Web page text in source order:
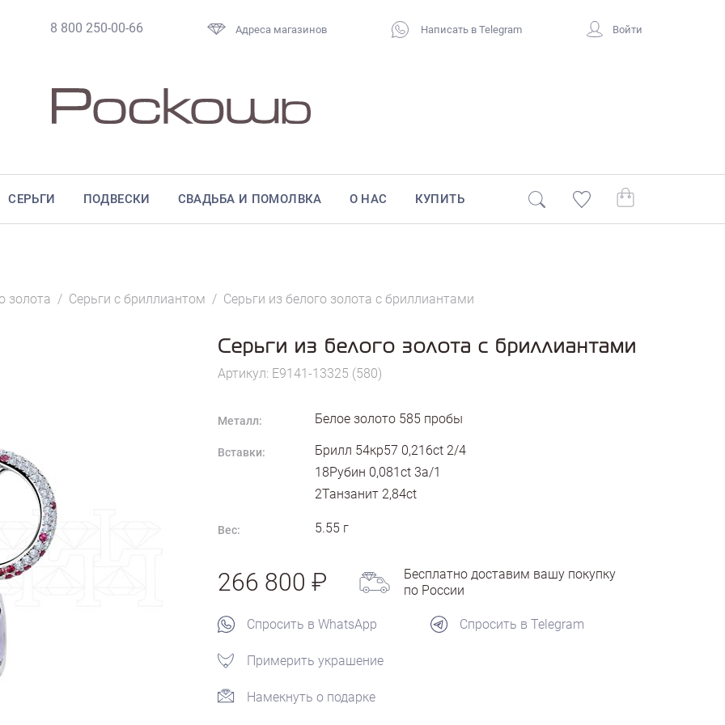
8 800 250-00-66 Адреса магазинов Написать в Telegram Войти
СЕРЬГИ ПОДВЕСКИ СВАДЬБА И ПОМОЛВКА О НАС КУПИТЬ
золота / Серьги с бриллиантом / Серьги из белого золота с бриллиантами
Серьги из белого золота с бриллиантами
Артикул: E9141-13325 (580)
Металл: Белое золото 585 пробы
Вставки:
Брилл 54кр57 0,216ct 2/4
18Рубин 0,081ct 3а/1
2Танзанит 2,84ct
Вес: 5.55 г
266 800
Бесплатно доставим вашу покупку
по России
Спросить в WhatsApp Спросить в Telegram
Примерить украшение
Намекнуть о подарке